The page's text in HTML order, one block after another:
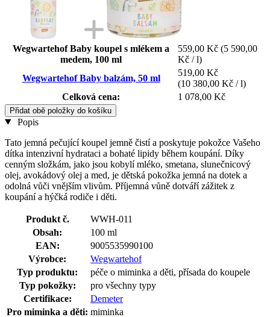
Wegwartehof Baby koupel s mlékem a
medem, 100 ml
559,00 Kč (5 590,00
Kč / l)
Wegwartehof Baby balzám, 50 ml
519,00 Kč
(10 380,00 Kč / l)
Celková cena:
1 078,00 Kč
Přidat obě položky do košíku
Popis
Tato jemná pečující koupel jemně čistí a poskytuje pokožce Vašeho
dítka intenzivní hydrataci a bohaté lipidy během koupání. Díky
cenným složkám, jako jsou kobylí mléko, smetana, slunečnicový
olej, avokádový olej a med, je dětská pokožka jemná na dotek a
odolná vůči vnějším vlivům. Příjemná vůně dotváří zážitek z
koupání a hýčká rodiče i děti.
Produkt č.
WWH-011
Obsah:
100 ml
EAN:
9005535990100
Výrobce:
Wegwartehof
Typ produktu:
péče o miminka a děti, přísada do koupele
Typ pokožky:
pro všechny typy
Certifikace:
Demeter
Pro miminka a děti: miminka